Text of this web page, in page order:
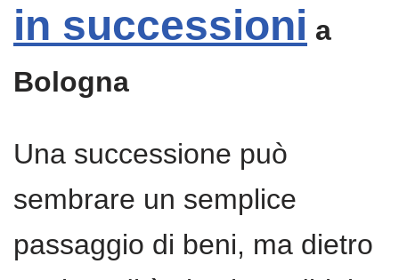
in successioni a
Bologna
Una successione può
sembrare un semplice
passaggio di beni, ma dietro